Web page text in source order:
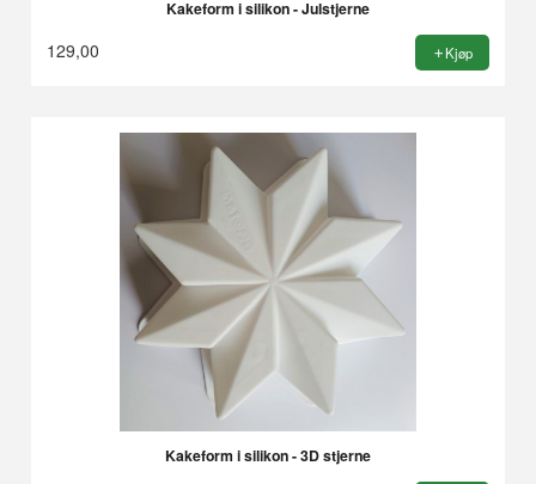
Kakeform i silikon - Julstjerne
129,00 Kjøp
Kakeform i silikon - 3D stjerne